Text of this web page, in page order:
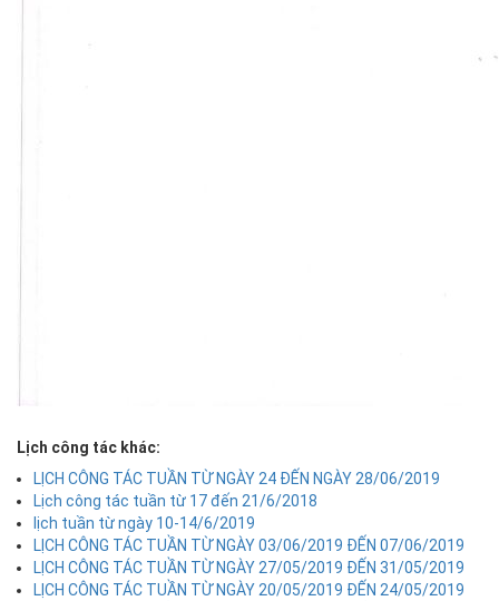
Lịch công tác khác:
LỊCH CÔNG TÁC TUẦN TỪ NGÀY 24 ĐẾN NGÀY 28/06/2019
Lịch công tác tuần từ 17 đến 21/6/2018
lịch tuần từ ngày 10-14/6/2019
LỊCH CÔNG TÁC TUẦN TỪ NGÀY 03/06/2019 ĐẾN 07/06/2019
LỊCH CÔNG TÁC TUẦN TỪ NGÀY 27/05/2019 ĐẾN 31/05/2019
LỊCH CÔNG TÁC TUẦN TỪ NGÀY 20/05/2019 ĐẾN 24/05/2019